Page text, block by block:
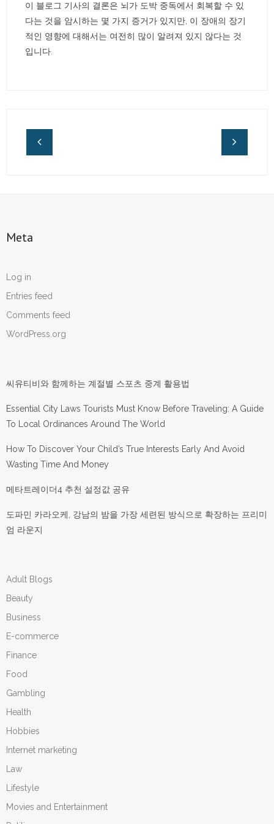
이 블로그 기사의 결론은 뇌가 도박 중독에서 회복할 수 있
다는 것을 암시하는 몇 가지 증거가 있지만, 이 장애의 장기
적인 영향에 대해서는 여전히 많이 알려져 있지 않다는 것
입니다.
Meta
Log in
Entries feed
Comments feed
WordPress.org
씨유티비와 함께하는 계절별 스포츠 중계 활용법
Essential City Laws Tourists Must Know Before Traveling: A Guide
To Local Ordinances Around The World
How To Discover Your Child’s True Interests Early And Avoid
Wasting Time And Money
메타트레이더4 추천 설정값 공유
도파민 카라오케, 강남의 밤을 가장 세련된 방식으로 확장하는 프리미
엄 라운지
Adult Blogs
Beauty
Business
E-commerce
Finance
Food
Gambling
Health
Hobbies
Internet marketing
Law
Lifestyle
Movies and Entertainment